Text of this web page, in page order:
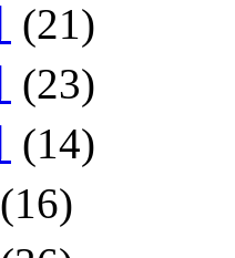
(21)
(23)
(14)
(16)